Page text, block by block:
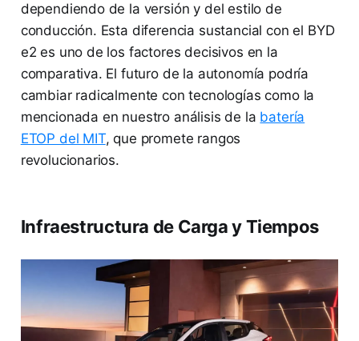
dependiendo de la versión y del estilo de
conducción. Esta diferencia sustancial con el BYD
e2 es uno de los factores decisivos en la
comparativa. El futuro de la autonomía podría
cambiar radicalmente con tecnologías como la
mencionada en nuestro análisis de la batería
ETOP del MIT, que promete rangos
revolucionarios.
Infraestructura de Carga y Tiempos